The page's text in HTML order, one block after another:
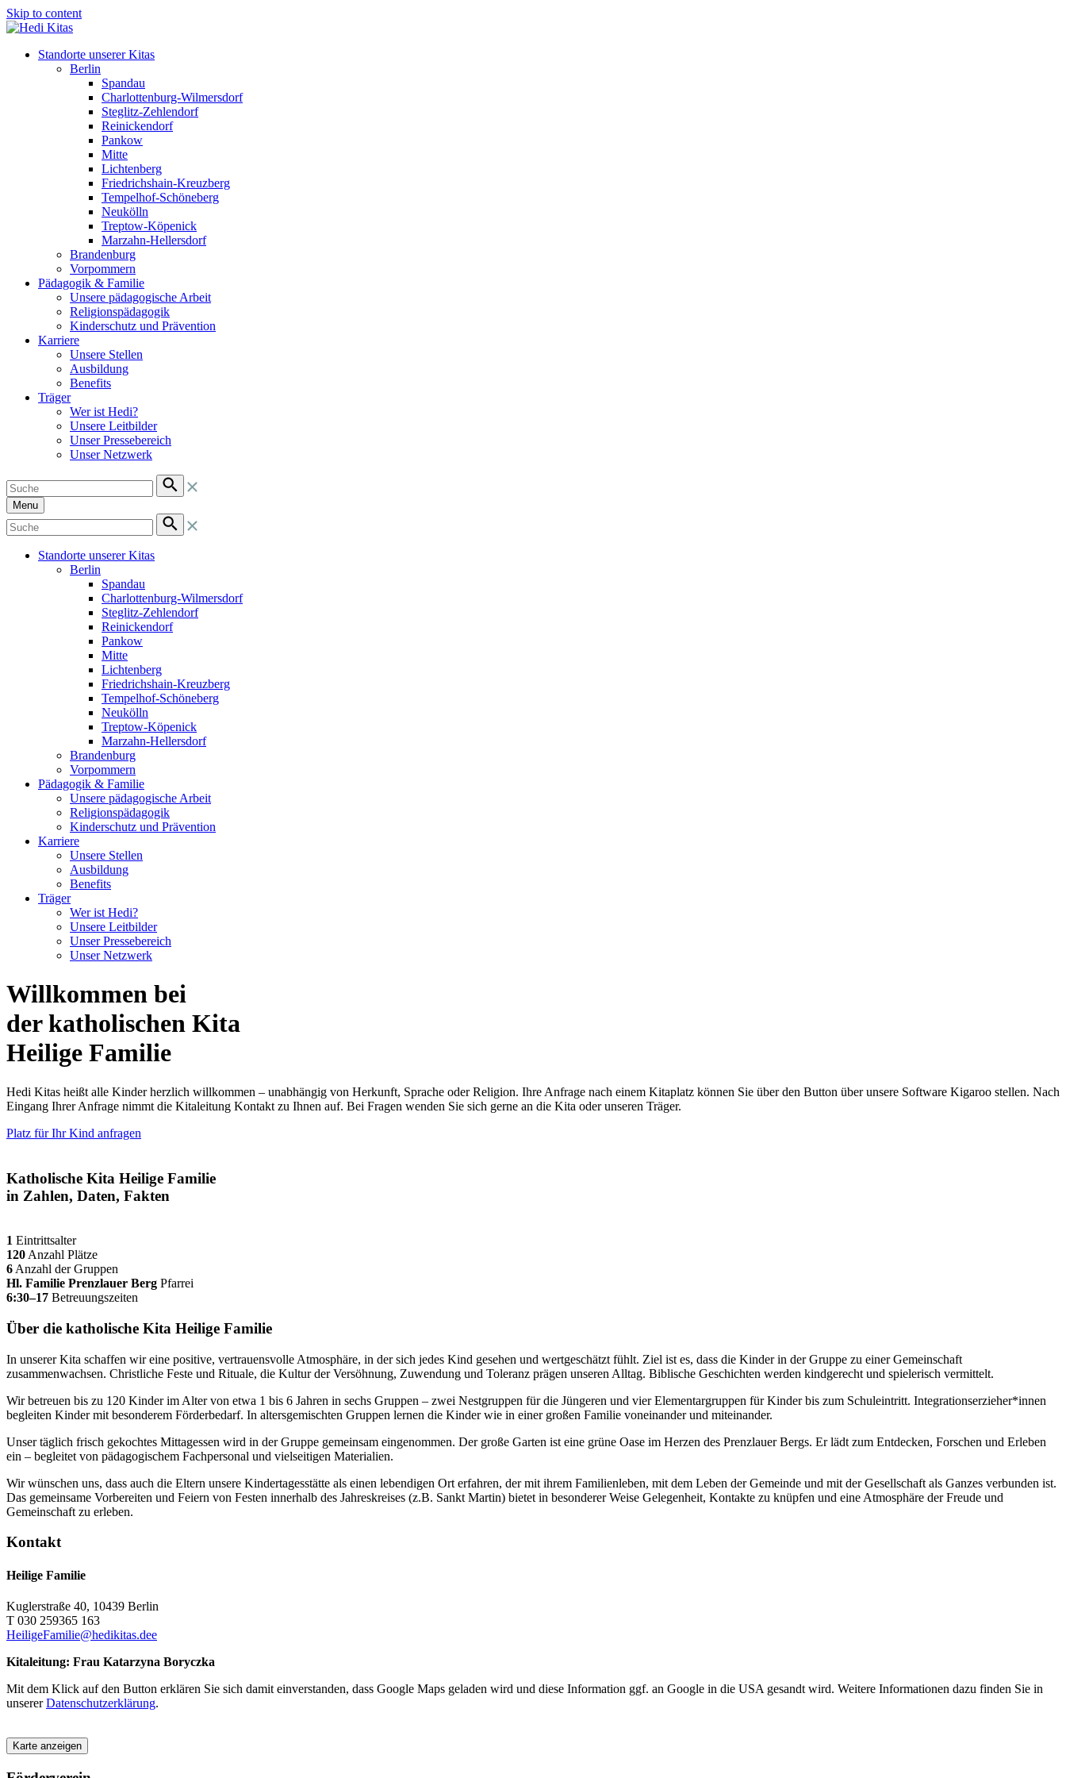
Skip to content
Standorte unserer Kitas
Berlin
Spandau
Charlottenburg-Wilmersdorf
Steglitz-Zehlendorf
Reinickendorf
Pankow
Mitte
Lichtenberg
Friedrichshain-Kreuzberg
Tempelhof-Schöneberg
Neukölln
Treptow-Köpenick
Marzahn-Hellersdorf
Brandenburg
Vorpommern
Pädagogik & Familie
Unsere pädagogische Arbeit
Religionspädagogik
Kinderschutz und Prävention
Karriere
Unsere Stellen
Ausbildung
Benefits
Träger
Wer ist Hedi?
Unsere Leitbilder
Unser Pressebereich
Unser Netzwerk
Menu
Standorte unserer Kitas
Berlin
Spandau
Charlottenburg-Wilmersdorf
Steglitz-Zehlendorf
Reinickendorf
Pankow
Mitte
Lichtenberg
Friedrichshain-Kreuzberg
Tempelhof-Schöneberg
Neukölln
Treptow-Köpenick
Marzahn-Hellersdorf
Brandenburg
Vorpommern
Pädagogik & Familie
Unsere pädagogische Arbeit
Religionspädagogik
Kinderschutz und Prävention
Karriere
Unsere Stellen
Ausbildung
Benefits
Träger
Wer ist Hedi?
Unsere Leitbilder
Unser Pressebereich
Unser Netzwerk
Willkommen bei
der katholischen Kita
Heilige Familie
Hedi Kitas heißt alle Kinder herzlich willkommen – unabhängig von Herkunft, Sprache oder Religion. Ihre Anfrage nach einem Kitaplatz können Sie über den Button über unsere Software Kigaroo stellen. Nach
Eingang Ihrer Anfrage nimmt die Kitaleitung Kontakt zu Ihnen auf. Bei Fragen wenden Sie sich gerne an die Kita oder unseren Träger.
Platz für Ihr Kind anfragen
Katholische Kita Heilige Familie
in Zahlen, Daten, Fakten
1 Eintrittsalter
120 Anzahl Plätze
6 Anzahl der Gruppen
Hl. Familie Prenzlauer Berg Pfarrei
6:30–17 Betreuungszeiten
Über die katholische Kita Heilige Familie
In unserer Kita schaffen wir eine positive, vertrauensvolle Atmosphäre, in der sich jedes Kind gesehen und wertgeschätzt fühlt. Ziel ist es, dass die Kinder in der Gruppe zu einer Gemeinschaft
zusammenwachsen. Christliche Feste und Rituale, die Kultur der Versöhnung, Zuwendung und Toleranz prägen unseren Alltag. Biblische Geschichten werden kindgerecht und spielerisch vermittelt.
Wir betreuen bis zu 120 Kinder im Alter von etwa 1 bis 6 Jahren in sechs Gruppen – zwei Nestgruppen für die Jüngeren und vier Elementargruppen für Kinder bis zum Schuleintritt. Integrationserzieher*innen
begleiten Kinder mit besonderem Förderbedarf. In altersgemischten Gruppen lernen die Kinder wie in einer großen Familie voneinander und miteinander.
Unser täglich frisch gekochtes Mittagessen wird in der Gruppe gemeinsam eingenommen. Der große Garten ist eine grüne Oase im Herzen des Prenzlauer Bergs. Er lädt zum Entdecken, Forschen und Erleben
ein – begleitet von pädagogischem Fachpersonal und vielseitigen Materialien.
Wir wünschen uns, dass auch die Eltern unsere Kindertagesstätte als einen lebendigen Ort erfahren, der mit ihrem Familienleben, mit dem Leben der Gemeinde und mit der Gesellschaft als Ganzes verbunden ist.
Das gemeinsame Vorbereiten und Feiern von Festen innerhalb des Jahreskreises (z.B. Sankt Martin) bietet in besonderer Weise Gelegenheit, Kontakte zu knüpfen und eine Atmosphäre der Freude und
Gemeinschaft zu erleben.
Kontakt
Heilige Familie
Kuglerstraße 40, 10439 Berlin
T 030 259365 163
HeiligeFamilie@hedikitas.dee
Kitaleitung: Frau Katarzyna Boryczka
Mit dem Klick auf den Button erklären Sie sich damit einverstanden, dass Google Maps geladen wird und diese Information ggf. an Google in die USA gesandt wird. Weitere Informationen dazu finden Sie in
unsererDatenschutzerklärung.
Karte anzeigen